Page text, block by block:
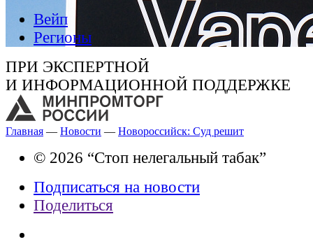
Вейп
Регионы
ПРИ ЭКСПЕРТНОЙ
И ИНФОРМАЦИОННОЙ ПОДДЕРЖКЕ
Главная — Новости — Новороссийск: Суд решит
© 2026 “Стоп нелегальный табак”
Подписаться на новости
Поделиться